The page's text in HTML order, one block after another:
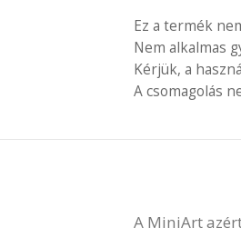
Ez a termék
Nem alkalmas
Kérjük, a
A csomagolás
A MiniArt